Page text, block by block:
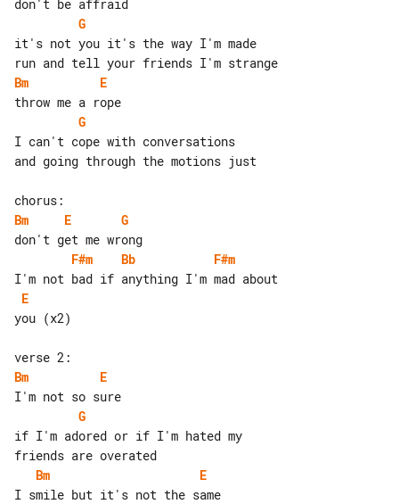
G
it's not you it's the way I'm made
Bm
E
G
I can't cope with conversations
and going through the motions just
Bm
E
G
F#m
Bb
F#m
E
you (x2)
Bm
E
G
if I'm adored or if I'm hated my
Bm
E